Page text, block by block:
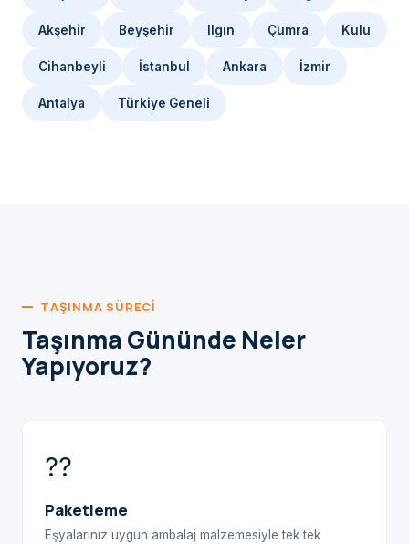
Akşehir Beyşehir Ilgın Çumra Kulu
Cihanbeyli İstanbul Ankara İzmir
Antalya Türkiye Geneli
TAŞINMA SÜRECI
Taşınma Gününde Neler
Yapıyoruz?
??
Paketleme
Eşyalarınız uygun ambalaj malzemesiyle tek tek